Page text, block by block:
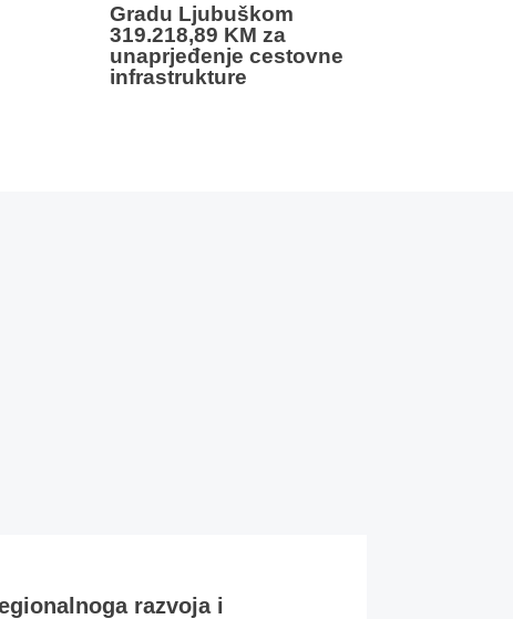
Gradu Ljubuškom
319.218,89 KM za
unaprjeđenje cestovne
infrastrukture
razvoja i